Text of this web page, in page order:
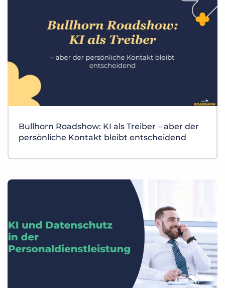
Bullhorn Roadshow: KI als Treiber – aber der
persönliche Kontakt bleibt entscheidend